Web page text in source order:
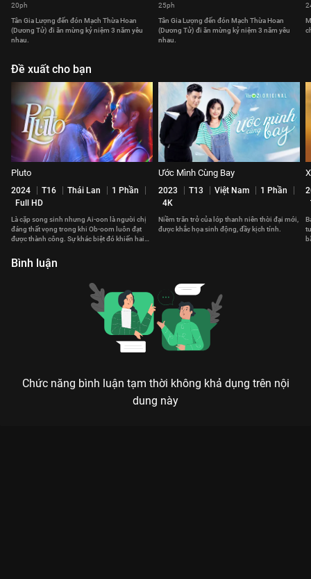
20ph
Tân Gia Lượng đến đón Mạch Thừa Hoan
(Dương Tử) đi ăn mừng kỷ niệm 3 năm yêu
nhau.
25ph
Tân Gia Lượng đến đón Mạch Thừa Hoan
(Dương Tử) đi ăn mừng kỷ niệm 3 năm yêu
nhau.
Đề xuất cho bạn
Pluto
2024 T16 Thái Lan
1 Phần
Full HD
Là cặp song sinh nhưng Ai-oon là người chị
đáng thất vọng trong khi Ob-oom luôn đạt
được thành công. Sự khác biệt đó khiến hai
Ước Mình Cùng Bay
2023 T13 Việt Nam
1 Phần
4K
Niềm trăn trở của lớp thanh niên thời đại mới,
được khắc họa sinh động, đầy kịch tính.
Bình luận
Chức năng bình luận tạm thời không khả dụng trên nội
dung này